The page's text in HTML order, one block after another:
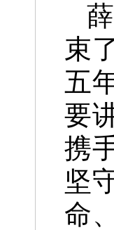
束
五
要
携
坚
命